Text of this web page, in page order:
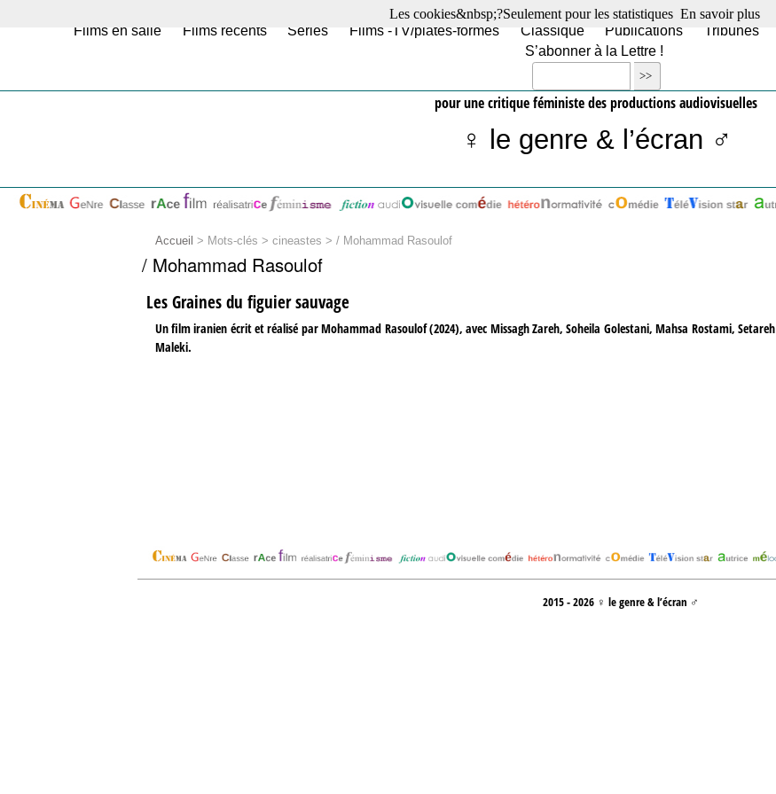
Films en salle Films récents Séries Films -TV/plates-formes Classique Publications Tribunes
S’abonner à la Lettre !
pour une critique féministe des productions audiovisuelles
♀ le genre & l’écran ♂
Accueil > Mots-clés > cineastes > / Mohammad Rasoulof
/ Mohammad Rasoulof
Les Graines du figuier sauvage
Un film iranien écrit et réalisé par Mohammad Rasoulof (2024), avec Missagh Zareh, Soheila Golestani, Mahsa Rostami, Setareh
Maleki.
2015 - 2026 ♀ le genre & l’écran ♂
Les cookies&nbsp;?Seulement pour les statistiques En savoir plus